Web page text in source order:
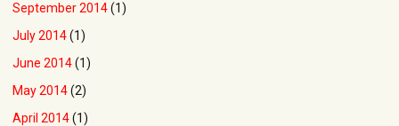
September 2014(1)
July 2014(1)
June 2014(1)
May 2014(2)
April 2014(1)